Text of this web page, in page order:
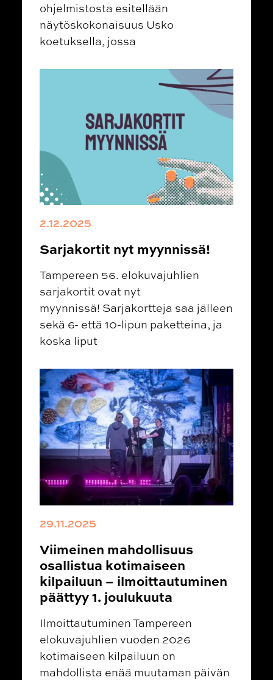
ohjelmistosta esitellään
näytöskokonaisuus Usko
koetuksella, jossa
2.12.2025
Sarjakortit nyt myynnissä!
Tampereen 56. elokuvajuhlien
sarjakortit ovat nyt
myynnissä! Sarjakortteja saa jälleen
sekä 6- että 10-lipun paketteina, ja
koska liput
29.11.2025
Viimeinen mahdollisuus
osallistua kotimaiseen
kilpailuun – ilmoittautuminen
päättyy 1. joulukuuta
Ilmoittautuminen Tampereen
elokuvajuhlien vuoden 2026
kotimaiseen kilpailuun on
mahdollista enää muutaman päivän